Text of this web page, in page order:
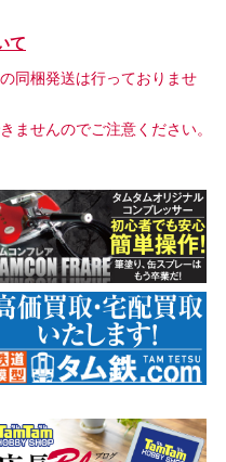
て
同梱発送は行っておりませ
ませんのでご注意ください。